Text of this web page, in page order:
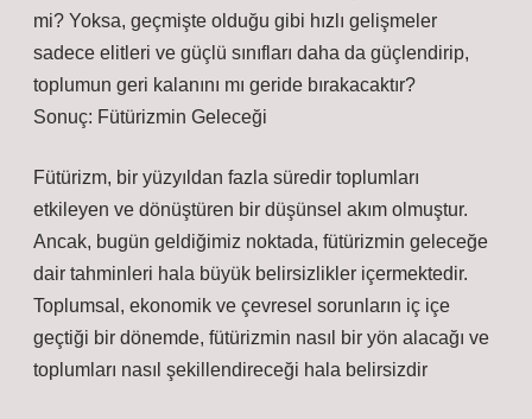
mi? Yoksa, geçmişte olduğu gibi hızlı gelişmeler
sadece elitleri ve güçlü sınıfları daha da güçlendirip,
toplumun geri kalanını mı geride bırakacaktır?
Sonuç: Fütürizmin Geleceği
Fütürizm, bir yüzyıldan fazla süredir toplumları
etkileyen ve dönüştüren bir düşünsel akım olmuştur.
Ancak, bugün geldiğimiz noktada, fütürizmin geleceğe
dair tahminleri hala büyük belirsizlikler içermektedir.
Toplumsal, ekonomik ve çevresel sorunların iç içe
geçtiği bir dönemde, fütürizmin nasıl bir yön alacağı ve
toplumları nasıl şekillendireceği hala belirsizdir